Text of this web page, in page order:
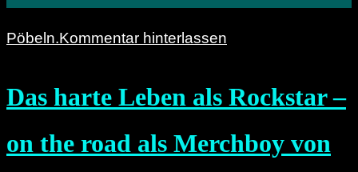
Pöbeln.Kommentar hinterlassen
Das harte Leben als Rockstar –
on the road als Merchboy von